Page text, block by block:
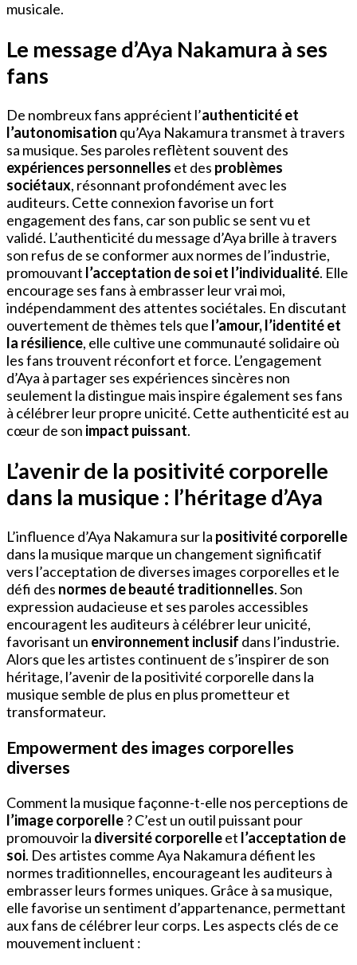
musicale.
Le message d’Aya Nakamura à ses
fans
De nombreux fans apprécient l’authenticité et
l’autonomisation qu’Aya Nakamura transmet à travers
sa musique. Ses paroles reflètent souvent des
expériences personnelles et des problèmes
sociétaux, résonnant profondément avec les
auditeurs. Cette connexion favorise un fort
engagement des fans, car son public se sent vu et
validé. L’authenticité du message d’Aya brille à travers
son refus de se conformer aux normes de l’industrie,
promouvant l’acceptation de soi et l’individualité. Elle
encourage ses fans à embrasser leur vrai moi,
indépendamment des attentes sociétales. En discutant
ouvertement de thèmes tels que l’amour, l’identité et
la résilience, elle cultive une communauté solidaire où
les fans trouvent réconfort et force. L’engagement
d’Aya à partager ses expériences sincères non
seulement la distingue mais inspire également ses fans
à célébrer leur propre unicité. Cette authenticité est au
cœur de son impact puissant.
L’avenir de la positivité corporelle
dans la musique : l’héritage d’Aya
L’influence d’Aya Nakamura sur la positivité corporelle
dans la musique marque un changement significatif
vers l’acceptation de diverses images corporelles et le
défi des normes de beauté traditionnelles. Son
expression audacieuse et ses paroles accessibles
encouragent les auditeurs à célébrer leur unicité,
favorisant un environnement inclusif dans l’industrie.
Alors que les artistes continuent de s’inspirer de son
héritage, l’avenir de la positivité corporelle dans la
musique semble de plus en plus prometteur et
transformateur.
Empowerment des images corporelles
diverses
Comment la musique façonne-t-elle nos perceptions de
l’image corporelle? C’est un outil puissant pour
promouvoir la diversité corporelleet l’acceptation de
soi. Des artistes comme Aya Nakamura défient les
normes traditionnelles, encourageant les auditeurs à
embrasser leurs formes uniques. Grâce à sa musique,
elle favorise un sentiment d’appartenance, permettant
aux fans de célébrer leur corps. Les aspects clés de ce
mouvement incluent :